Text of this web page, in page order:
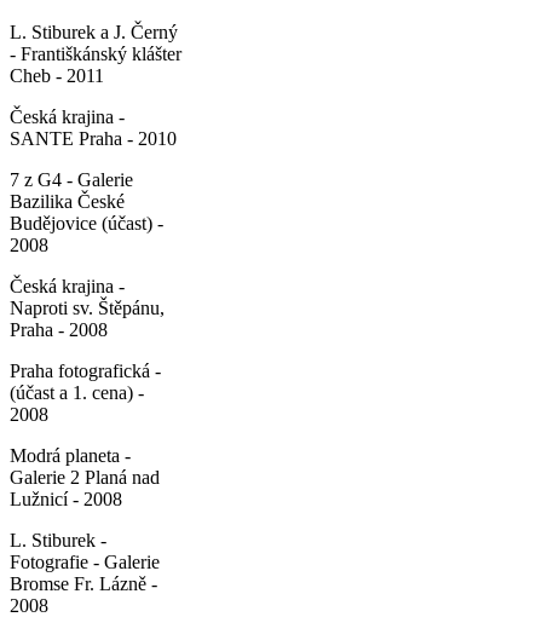
L. Stiburek a J. Černý
- Františkánský klášter
Cheb - 2011
Česká krajina -
SANTE Praha - 2010
7 z G4 - Galerie
Bazilika České
Budějovice (účast) -
2008
Česká krajina -
Naproti sv. Štěpánu,
Praha - 2008
Praha fotografická -
(účast a 1. cena) -
2008
Modrá planeta -
Galerie 2 Planá nad
Lužnicí - 2008
L. Stiburek -
Fotografie - Galerie
Bromse Fr. Lázně -
2008